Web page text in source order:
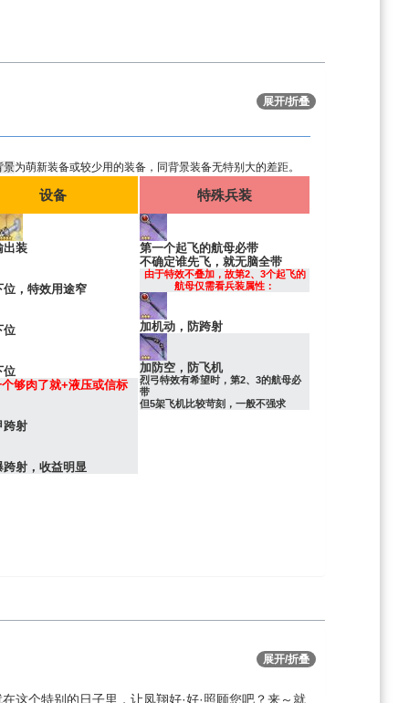
展开/折叠
景为萌新装备或较少用的装备，同背景装备无特别大的差距。
设备
出装
位，特效用途窄
位
位
够肉了就+液压或信标
跨射
跨射，收益明显
特殊兵装
第一个起飞的航母必带
不确定谁先飞，就无脑全带
由于特效不叠加，故第2、3个起飞的
航母仅需看兵装属性：
加机动，防跨射
加防空，防飞机
烈弓特效有希望时，第2、3的航母必
带
但5架飞机比较苛刻，一般不强求
展开/折叠
这个特别的日子里，让凤翔好·好·照顾您吧？来～就